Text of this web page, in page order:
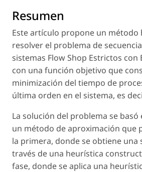
Resumen
Este artículo propone un método
resolver el problema de
sistemas Flow Shop Estrictos
con una función objetivo que
minimización del tiempo de
última orden en el sistema, es
La solución del problema se basó
un método de aproximación que
la primera, donde se obtiene una
través de una heurística
fase, donde se aplica una